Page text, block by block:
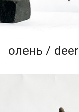
олень / deer